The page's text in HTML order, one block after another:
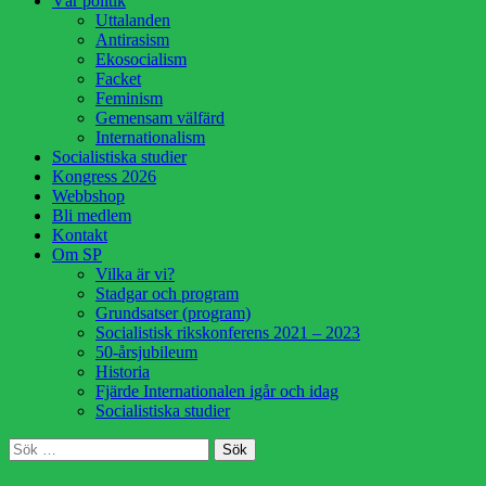
Uttalanden
Antirasism
Ekosocialism
Facket
Feminism
Gemensam välfärd
Internationalism
Socialistiska studier
Kongress 2026
Webbshop
Bli medlem
Kontakt
Om SP
Vilka är vi?
Stadgar och program
Grundsatser (program)
Socialistisk rikskonferens 2021 – 2023
50-årsjubileum
Historia
Fjärde Internationalen igår och idag
Socialistiska studier
Sök
Sök
efter: